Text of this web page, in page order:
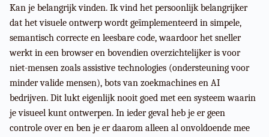
Kan je belangrijk vinden. Ik vind het persoonlijk belangrijker
dat het visuele ontwerp wordt geïmplementeerd in simpele,
semantisch correcte en leesbare code, waardoor het sneller
werkt in een browser en bovendien overzichtelijker is voor
niet-mensen zoals assistive technologies (ondersteuning voor
minder valide mensen), bots van zoekmachines en AI
bedrijven. Dit lukt eigenlijk nooit goed met een systeem waarin
je visueel kunt ontwerpen. In ieder geval heb je er geen
controle over en ben je er daarom alleen al onvoldoende mee